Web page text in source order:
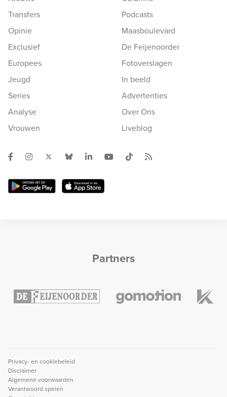
Transfers
Opinie
Exclusief
Europees
Jeugd
Series
Analyse
Vrouwen
Podcasts
Maasboulevard
De Feijenoorder
Fotoverslagen
In beeld
Advertenties
Over Ons
Liveblog
Partners
Privacy- en cookiebeleid
Disclaimer
Algemene voorwaarden
Verantwoord spelen